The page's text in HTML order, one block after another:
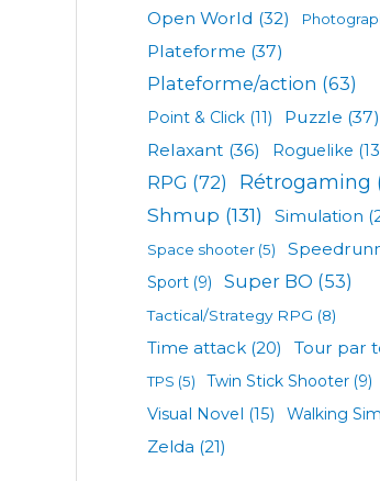
Open World (32)
Plateforme (37)
Plateforme/action (63)
Point & Click(11) Puzzle (37)
Relaxant (36) Roguelike
RPG (72) Rétrogaming
Shmup (131) Simulation
Space shooter(5)
Sport(9) Super BO (53)
Tactical/Strategy RPG (8)
Time attack(20) Tour par
TPS (5) Twin Stick Shooter (9)
Visual Novel (15) Walking
Zelda (21)